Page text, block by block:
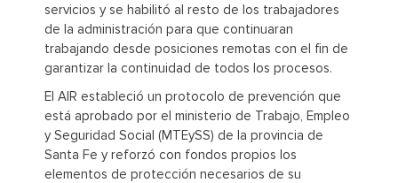
servicios y se habilitó al resto de los trabajadores
de la administración para que continuaran
trabajando desde posiciones remotas con el fin de
garantizar la continuidad de todos los procesos.
El AIR estableció un protocolo de prevención que
está aprobado por el ministerio de Trabajo, Empleo
y Seguridad Social (MTEySS) de la provincia de
Santa Fe y reforzó con fondos propios los
elementos de protección necesarios de su